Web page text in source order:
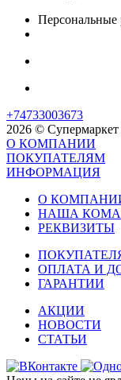
Персональные
+74733003673
2026 ©
О КОМПАНИИ
ПОКУПАТЕЛЯМ
ИНФОРМАЦИЯ
О
НАША
РЕКВИЗИТЫ
ОПЛАТА И
ГАРАНТИИ
АКЦИИ
НОВОСТИ
СТАТЬИ